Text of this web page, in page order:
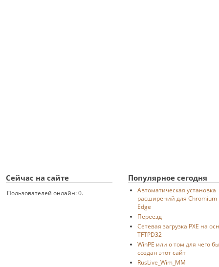
Сейчас на сайте
Пользователей онлайн: 0.
Популярное сегодня
Автоматическая установка
расширений для Chromium
Edge
Переезд
Сетевая загрузка PXE на
TFTPD32
WinPE или о том для чего
создан этот сайт
RusLive_Wim_MM